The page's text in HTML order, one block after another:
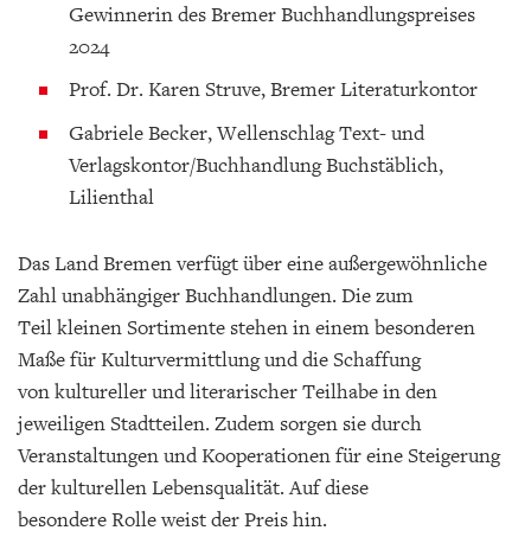
Gewinnerin des Bremer Buchhandlungspreises
2024
Prof. Dr. Karen Struve, Bremer Literaturkontor
Gabriele Becker, Wellenschlag Text- und
Verlagskontor/Buchhandlung Buchstäblich,
Lilienthal
Das Land Bremen verfügt über eine außergewöhnliche
Zahl unabhängiger Buchhandlungen. Die zum
Teil kleinen Sortimente stehen in einem besonderen
Maße für Kulturvermittlung und die Schaffung
von kultureller und literarischer Teilhabe in den
jeweiligen Stadtteilen. Zudem sorgen sie durch
Veranstaltungen und Kooperationen für eine Steigerung
der kulturellen Lebensqualität. Auf diese
besondere Rolle weist der Preis hin.